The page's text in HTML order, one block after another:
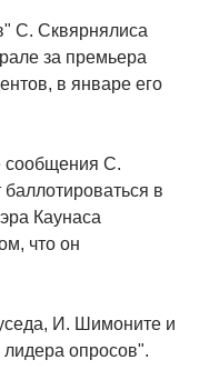
С. Сквярнялиса
за премьера
в январе его
сообщения С.
в
Каунаса
что он
И. Шимоните и
опросов".